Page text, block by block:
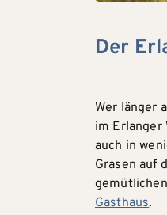
Der
Wer länger
im Erlanger
auch in
Grasen auf
Gasthaus.